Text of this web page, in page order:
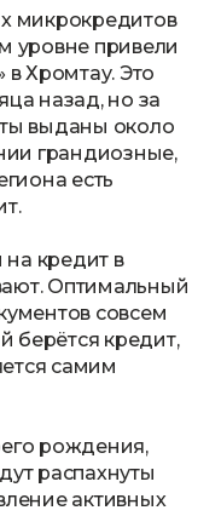
микрокредитов
уровне привели
в Хромтау. Это
назад, но за
выданы около
грандиозные,
есть
на кредит в
Оптимальный
совсем
берётся кредит,
самим
рождения,
распахнуты
активных